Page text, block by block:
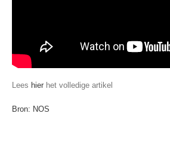
Lees hier het volledige artikel
Bron: NOS